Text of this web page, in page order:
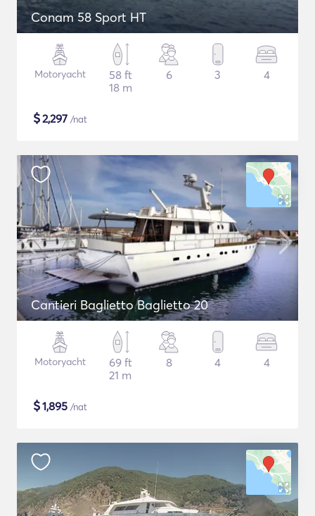
Conam 58 Sport HT
Motoryacht
58 ft
18 m
6 3 4
$2,297 /nat
Cantieri Baglietto Baglietto 20
Motoryacht
69 ft
21 m
8 4 4
$1,895 /nat